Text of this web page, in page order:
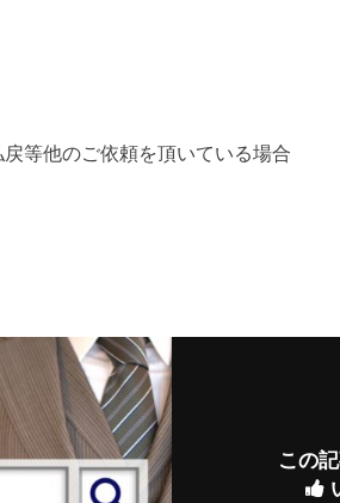
等他のご依頼を頂いている場合
この